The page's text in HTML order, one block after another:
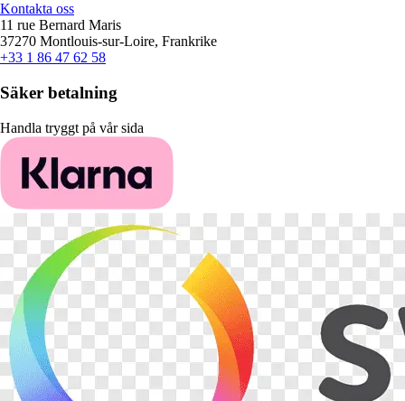
Kontakta oss
11 rue Bernard Maris
37270 Montlouis-sur-Loire, Frankrike
+33 1 86 47 62 58
Säker betalning
Handla tryggt på vår sida